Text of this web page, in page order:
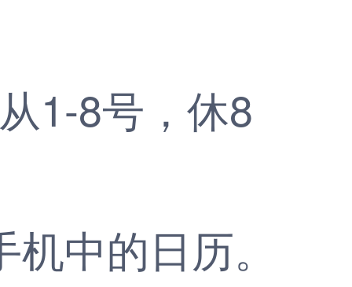
1-8号，休8
中的日历。